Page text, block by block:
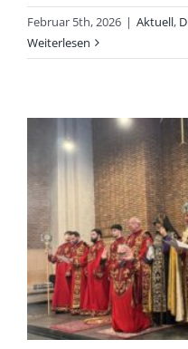
Februar 5th, 2026 | Aktuell,
Weiterlesen